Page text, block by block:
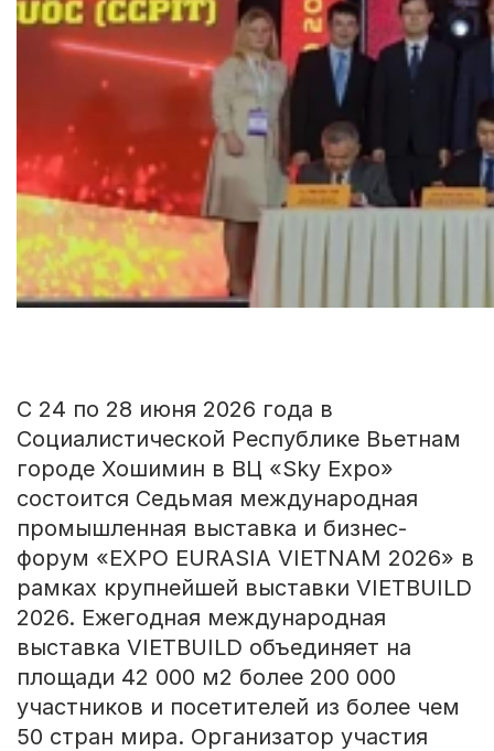
С 24 по 28 июня 2026 года в
Социалистической Республике Вьетнам
городе Хошимин в ВЦ «Sky Expo»
состоится Седьмая международная
промышленная выставка и бизнес-
форум «EXPO EURASIA VIETNAM 2026» в
рамках крупнейшей выставки VIETBUILD
2026. Ежегодная международная
выставка VIETBUILD объединяет на
площади 42 000 м2 более 200 000
участников и посетителей из более чем
50 стран мира. Организатор участия